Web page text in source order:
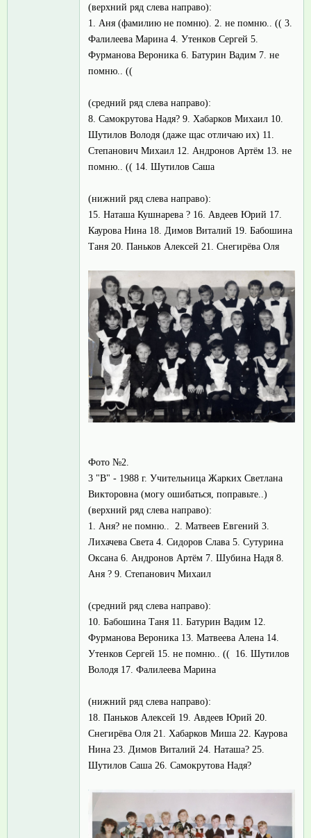
(верхний ряд слева направо):
1. Аня (фамилию не помню). 2. не помню.. (( 3.
Фалилеева Марина 4. Утенков Сергей 5.
Фурманова Вероника 6. Батурин Вадим 7. не
помню.. ((
(средний ряд слева направо):
8. Самокрутова Надя? 9. Хабарков Михаил 10.
Шутилов Володя (даже щас отличаю их) 11.
Степанович Михаил 12. Андронов Артём 13. не
помню.. (( 14. Шутилов Саша
(нижний ряд слева направо):
15. Наташа Кушнарева ? 16. Авдеев Юрий 17.
Каурова Нина 18. Димов Виталий 19. Бабошина
Таня 20. Паньков Алексей 21. Снегирёва Оля
Фото №2.
3 "В" - 1988 г. Учительница Жарких Светлана
Викторовна (могу ошибаться, поправьте..)
(верхний ряд слева направо):
1. Аня? не помню.. 2. Матвеев Евгений 3.
Лихачева Света 4. Сидоров Слава 5. Сутурина
Оксана 6. Андронов Артём 7. Шубина Надя 8.
Аня ? 9. Степанович Михаил
(средний ряд слева направо):
10. Бабошина Таня 11. Батурин Вадим 12.
Фурманова Вероника 13. Матвеева Алена 14.
Утенков Сергей 15. не помню.. (( 16. Шутилов
Володя 17. Фалилеева Марина
(нижний ряд слева направо):
18. Паньков Алексей 19. Авдеев Юрий 20.
Снегирёва Оля 21. Хабарков Миша 22. Каурова
Нина 23. Димов Виталий 24. Наташа? 25.
Шутилов Саша 26. Самокрутова Надя?